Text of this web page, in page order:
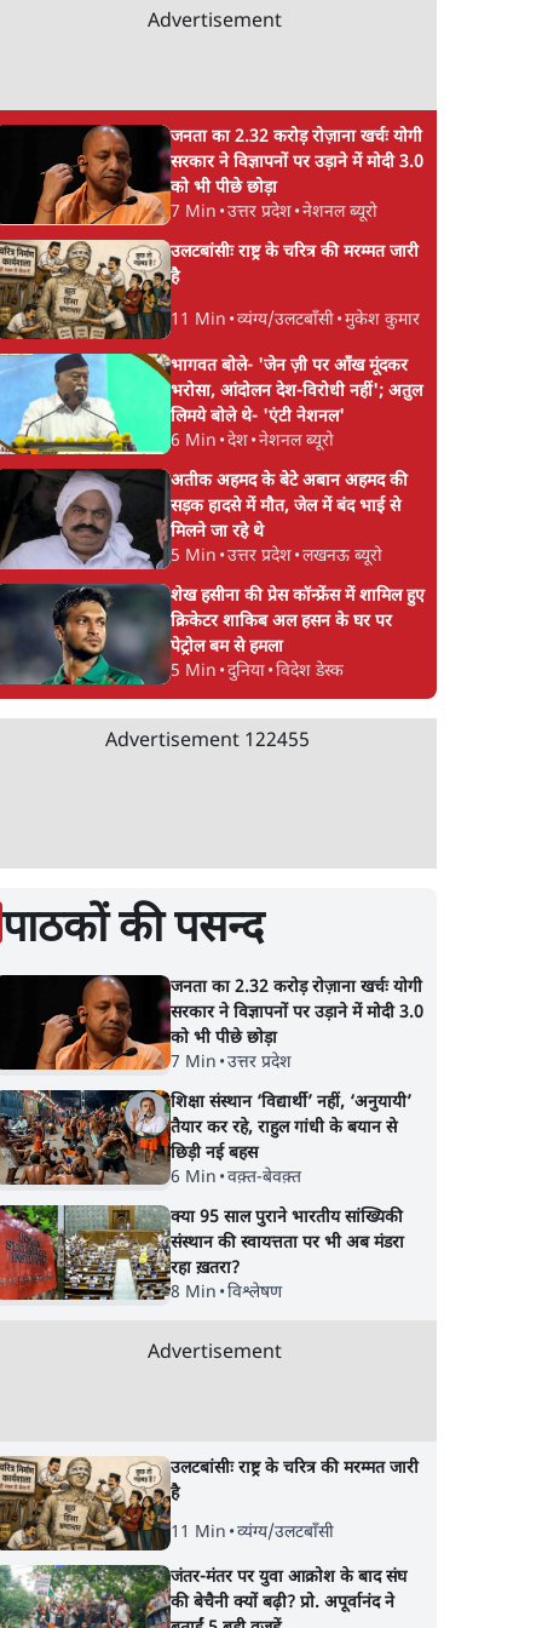
Advertisement
जनता का 2.32 करोड़ रोज़ाना खर्चः योगी
सरकार ने विज्ञापनों पर उड़ाने में मोदी 3.0
को भी पीछे छोड़ा
7 Min •उत्तर प्रदेश•नेशनल ब्यूरो
उलटबांसीः राष्ट्र के चरित्र की मरम्मत जारी
है
11 Min •व्यंग्य/उलटबाँसी•मुकेश कुमार
भागवत बोले- 'जेन ज़ी पर आँख मूंदकर
भरोसा, आंदोलन देश-विरोधी नहीं'; अतुल
लिमये बोले थे- 'एंटी नेशनल'
6 Min •देश•नेशनल ब्यूरो
अतीक अहमद के बेटे अबान अहमद की
सड़क हादसे में मौत, जेल में बंद भाई से
मिलने जा रहे थे
5 Min •उत्तर प्रदेश•लखनऊ ब्यूरो
शेख हसीना की प्रेस कॉन्फ्रेंस में शामिल हुए
क्रिकेटर शाकिब अल हसन के घर पर
पेट्रोल बम से हमला
5 Min •दुनिया•विदेश डेस्क
Advertisement 122455
पाठकों की पसन्द
जनता का 2.32 करोड़ रोज़ाना खर्चः योगी
सरकार ने विज्ञापनों पर उड़ाने में मोदी 3.0
को भी पीछे छोड़ा
7 Min •उत्तर प्रदेश
शिक्षा संस्थान ‘विद्यार्थी’ नहीं, ‘अनुयायी’
तैयार कर रहे, राहुल गांधी के बयान से
छिड़ी नई बहस
6 Min •वक़्त-बेवक़्त
क्या 95 साल पुराने भारतीय सांख्यिकी
संस्थान की स्वायत्तता पर भी अब मंडरा
रहा ख़तरा?
8 Min •विश्लेषण
Advertisement
उलटबांसीः राष्ट्र के चरित्र की मरम्मत जारी
है
11 Min •व्यंग्य/उलटबाँसी
जंतर-मंतर पर युवा आक्रोश के बाद संघ
की बेचैनी क्यों बढ़ी? प्रो. अपूर्वानंद ने